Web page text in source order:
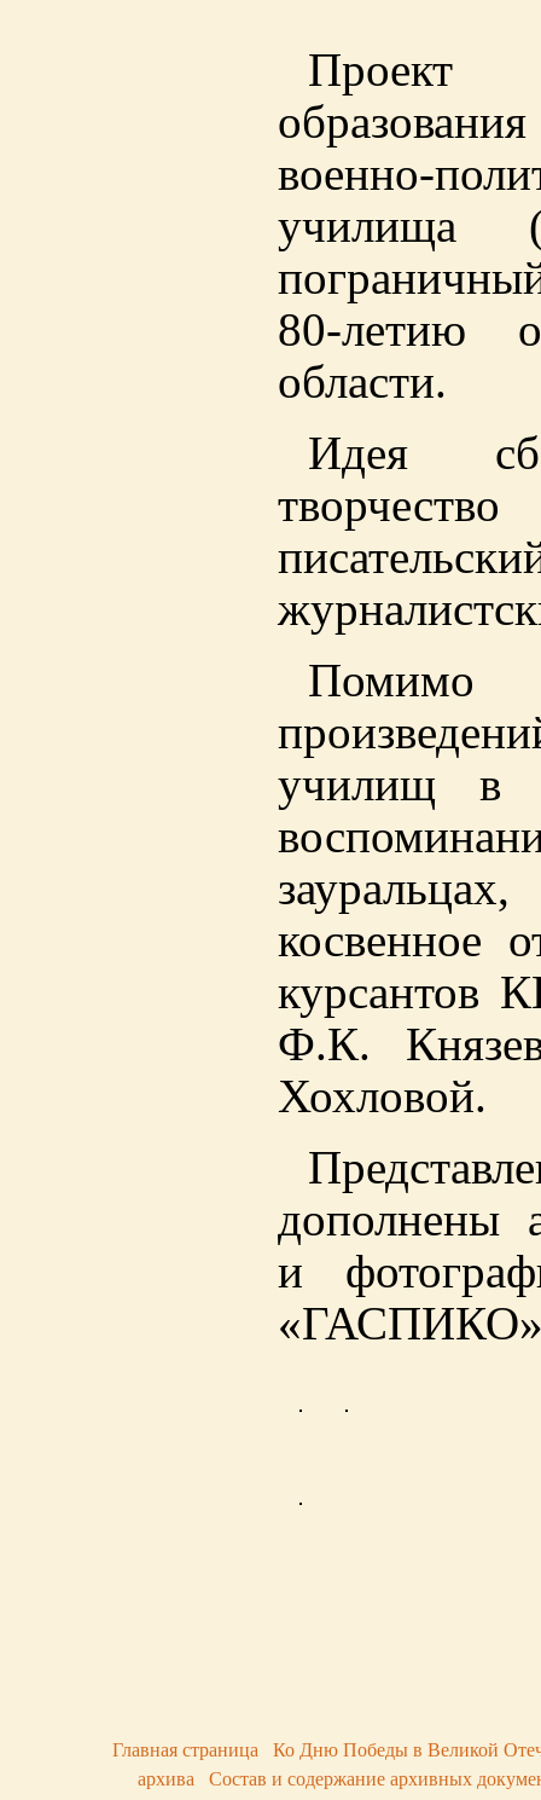
Проект
военно-
училища
80-летию
области.
Идея
училищ в
косвенное
курсантов
Ф.К.
Хохловой.
дополнены
и
Главная страница
Ко Дню Победы в Великой
архива
Состав и содержание архивных